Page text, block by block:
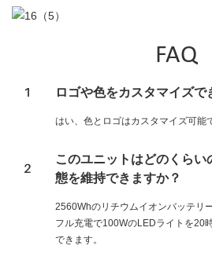
FAQ
1 ロゴや色をカスタマイズで
はい、色とロゴはカスタマイズ可能
2
このユニットはどのくらい
態を維持できますか？
2560Whのリチウムイオンバッテリ
フル充電で100WのLEDライトを20
できます。